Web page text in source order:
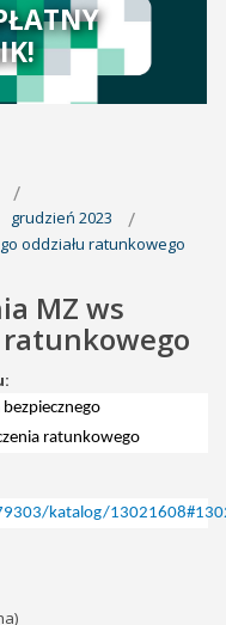
grudzień 2023
oddziału ratunkowego
MZ ws
ratunkowego
katalog/